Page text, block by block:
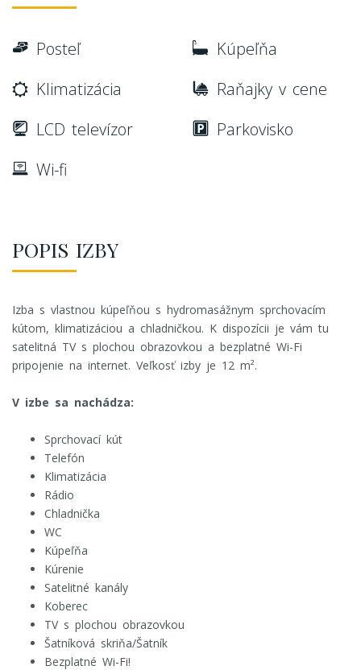
Posteľ
Klimatizácia
LCD televízor
Wi-fi
Kúpeľňa
Raňajky v cene
Parkovisko
POPIS IZBY
Izba s vlastnou kúpeľňou s hydromasážnym sprchovacím
kútom, klimatizáciou a chladničkou. K dispozícii je vám tu
satelitná TV s plochou obrazovkou a bezplatné Wi-Fi
pripojenie na internet. Veľkosť izby je 12 m².
V izbe sa nachádza:
Sprchovací kút
Telefón
Klimatizácia
Rádio
Chladnička
WC
Kúpeľňa
Kúrenie
Satelitné kanály
Koberec
TV s plochou obrazovkou
Šatníková skriňa/Šatník
Bezplatné Wi-Fi!